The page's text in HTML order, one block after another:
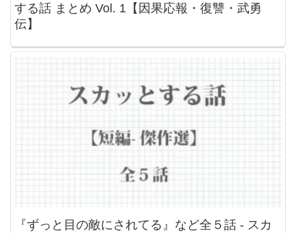
する話 まとめ Vol. 1【因果応報・復讐・武勇
伝】
『ずっと目の敵にされてる』など全５話 - スカ